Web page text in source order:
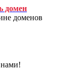
домен
доменов
нами!